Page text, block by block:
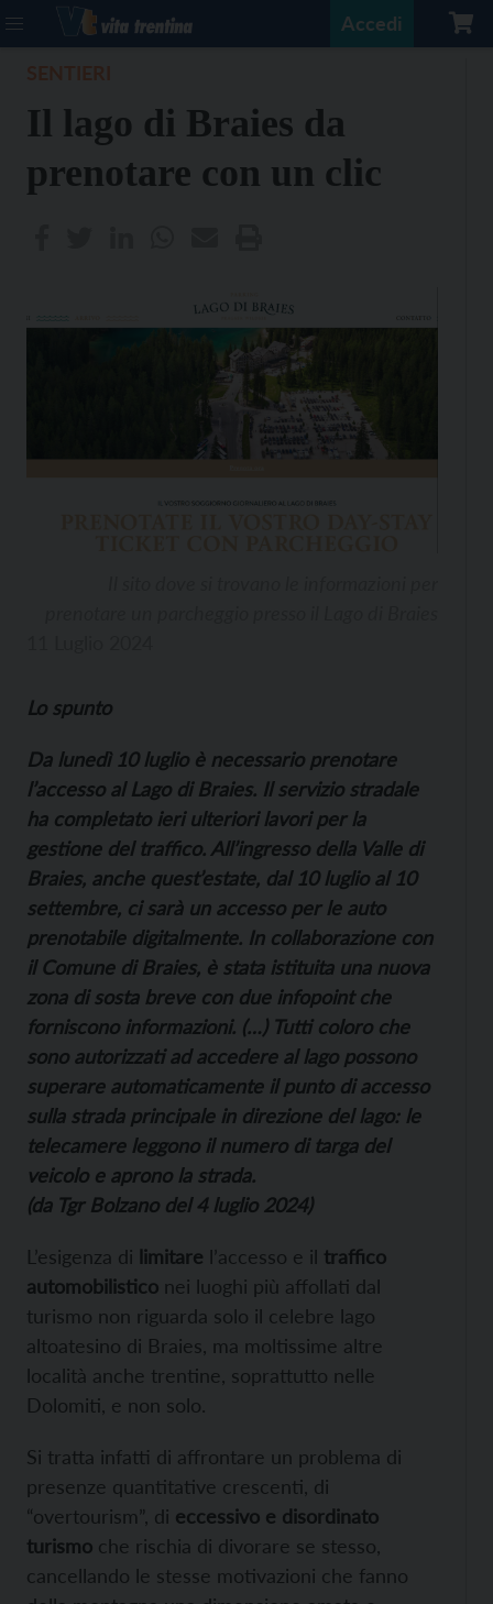
Accedi
Il lago di Braies da
prenotare con un clic
Lo spunto
Da lunedì 10 luglio è necessario prenotare
l’accesso al Lago di Braies. Il servizio stradale
ha completato ieri ulteriori lavori per la
gestione del traffico. All’ingresso della Valle di
Braies, anche quest’estate, dal 10 luglio al 10
settembre, ci sarà un accesso per le auto
prenotabile digitalmente. In collaborazione con
il Comune di Braies, è stata istituita una nuova
zona di sosta breve con due infopoint che
forniscono informazioni. (…) Tutti coloro che
sono autorizzati ad accedere al lago possono
superare automaticamente il punto di accesso
sulla strada principale in direzione del lago: le
telecamere leggono il numero di targa del
veicolo e aprono la strada.
(da Tgr Bolzano del 4 luglio 2024)
L’esigenza di limitare l’accesso e il traffico
automobilistico nei luoghi più affollati dal
turismo non riguarda solo il celebre lago
altoatesino di Braies, ma moltissime altre
località anche trentine, soprattutto nelle
Dolomiti, e non solo.
Si tratta infatti di affrontare un problema di
presenze quantitative crescenti, di
“overtourism”, di eccessivo e disordinato
turismo che rischia di divorare se stesso,
cancellando le stesse motivazioni che fanno